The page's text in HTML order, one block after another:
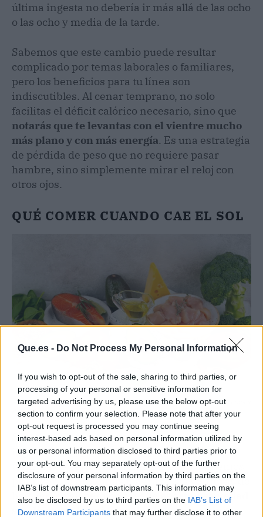
Que.es - Do Not Process My Personal Information
If you wish to opt-out of the sale, sharing to third parties, or
processing of your personal or sensitive information for
targeted advertising by us, please use the below opt-out
section to confirm your selection. Please note that after your
opt-out request is processed you may continue seeing
interest-based ads based on personal information utilized by
us or personal information disclosed to third parties prior to
your opt-out. You may separately opt-out of the further
disclosure of your personal information by third parties on the
IAB’s list of downstream participants. This information may
also be disclosed by us to third parties on the IAB’s List of
Downstream Participants that may further disclose it to other
última ingesta no debería ir más allá de las ocho
o las ocho y media de la tarde.
Sabemos que este cambio puede resultar
complicado por temas laborales o familiares,
pero los beneficios para tu línea son
indiscutibles. Al cenar temprano, no solo
facilitas el déficit calórico necesario, sino que
notarás que te levantas con el vientre mucho
más plano y con más energía. Es una estrategia
de pérdida de peso que no requiere pasar
hambre, sino simplemente mirar el reloj con
otros ojos.
QUÉ COMER CUANDO CAE EL SOL
Analizaremos los alimentos que sí te ayudan a adelgazar por la noche y cuáles
debes desterrar de tu plato. Fuente: Freepik
Si el horario es importante, la elección de los
ingredientes en esa última comida del día
termina de cerrar el círculo del éxito. Debemos
priorizar lasproteínas magras y las verduras de
bajo índice glucémico, ya que aportan saciedad
sin disparar los niveles de glucosa en sangre